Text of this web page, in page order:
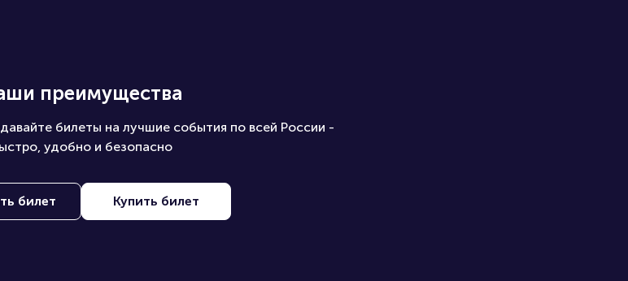
преимущества
билеты на лучшие события по всей России -
билет Купить билет